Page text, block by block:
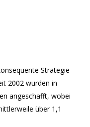
Strategie
2002 wurden in
angeschafft, wobei
über 1,1